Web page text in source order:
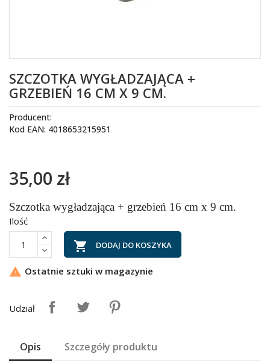
SZCZOTKA WYGŁADZAJĄCA +
GRZEBIEŃ 16 CM X 9 CM.
Producent:
Kod EAN: 4018653215951
35,00 zł
Szczotka wygładzająca + grzebień 16 cm x 9 cm.
Ilość
 DODAJ DO KOSZYKA
 Ostatnie sztuki w magazynie
Udział
Opis Szczegóły produktu